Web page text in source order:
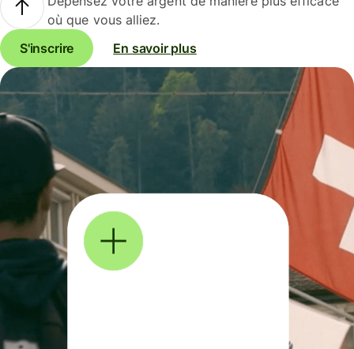
où que vous alliez.
S'inscrire
En savoir plus